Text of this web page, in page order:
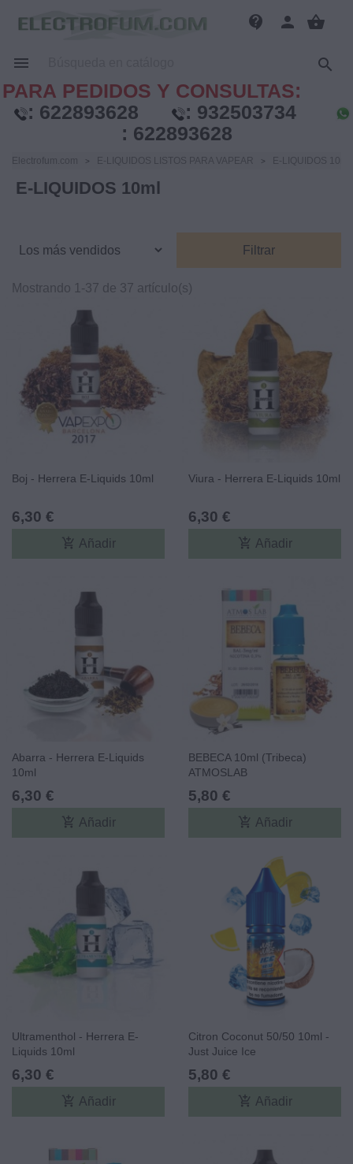
contact_support person shopping_basket
 
PARA PEDIDOS Y CONSULTAS:
: 622893628 : 932503734
: 622893628
Electrofum.com E-LIQUIDOS LISTOS PARA VAPEAR E-LIQUIDOS 10ml
E-LIQUIDOS 10ml
Filtrar
Mostrando 1-37 de 37 artículo(s)
Boj - Herrera E-Liquids 10ml
6,30 €
add_shopping_cart Añadir
Viura - Herrera E-Liquids 10ml
6,30 €
add_shopping_cart Añadir
Abarra - Herrera E-Liquids
10ml
6,30 €
add_shopping_cart Añadir
BEBECA 10ml (Tribeca)
ATMOSLAB
5,80 €
add_shopping_cart Añadir
Ultramenthol - Herrera E-
Liquids 10ml
6,30 €
add_shopping_cart Añadir
Citron Coconut 50/50 10ml -
Just Juice Ice
5,80 €
add_shopping_cart Añadir